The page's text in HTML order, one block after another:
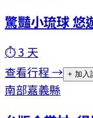
驚豔小琉球 悠
⏱3 天
查看行程 → + 加入
南部嘉義縣